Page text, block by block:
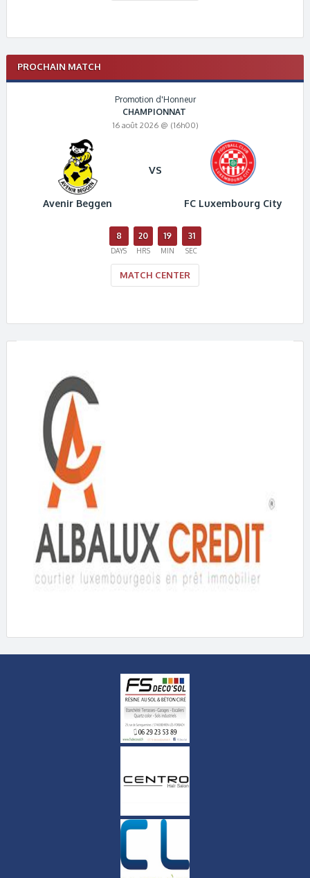
PROCHAIN MATCH
Promotion d'Honneur
CHAMPIONNAT
16 août 2026 @ (16h00)
Avenir Beggen
VS
FC Luxembourg City
8
DAYS
20
HRS
19
MIN
31
SEC
MATCH CENTER